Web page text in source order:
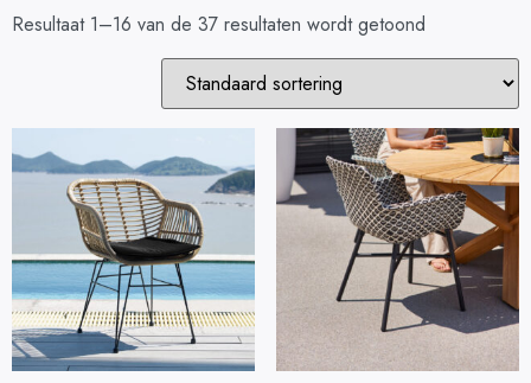
Resultaat 1–16 van de 37 resultaten wordt getoond